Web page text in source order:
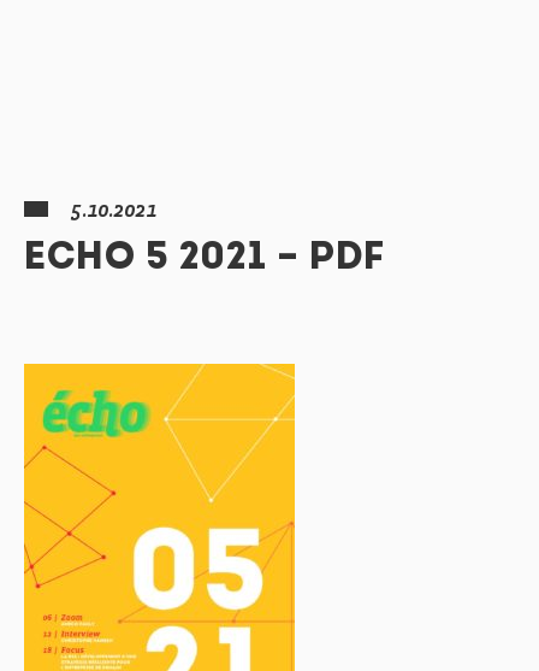
5.10.2021
ECHO 5 2021 – PDF